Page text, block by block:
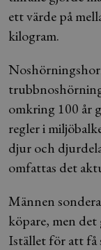
ett värde på
kilogram.
omkring 100 år
regler i
djur och
omfattas det
Männen
köpare, men det
Istället för att få